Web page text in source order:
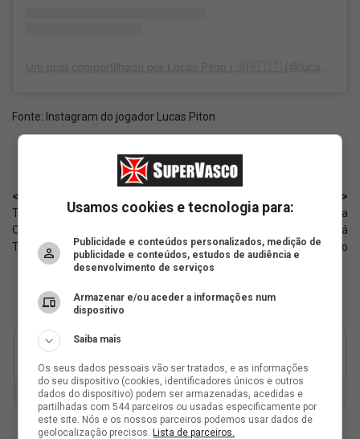
Fonte: Instagram do jogador Lucas Piton
< Anterior
Torcedor tenta escanear o QR
Code da camisa do Vasco pela
TV e viraliza
Próximo >
VDG-Cast: Votação para
alteração do estatuto não será
aberta; motivo
Usamos cookies e tecnologia para:
Publicidade e conteúdos personalizados, medição de
publicidade e conteúdos, estudos de audiência e
desenvolvimento de serviços
Armazenar e/ou aceder a informações num
dispositivo
Saiba mais
Os seus dados pessoais vão ser tratados, e as informações
do seu dispositivo (cookies, identificadores únicos e outros
dados do dispositivo) podem ser armazenadas, acedidas e
partilhadas com 544 parceiros ou usadas especificamente por
este site. Nós e os nossos parceiros podemos usar dados de
geolocalização precisos. Lista de parceiros.